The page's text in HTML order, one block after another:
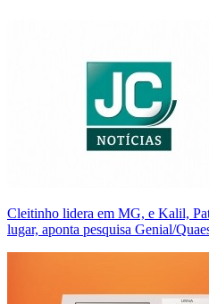
Cleitinho lidera em MG, e Kalil,
lugar, aponta pesquisa Genial/